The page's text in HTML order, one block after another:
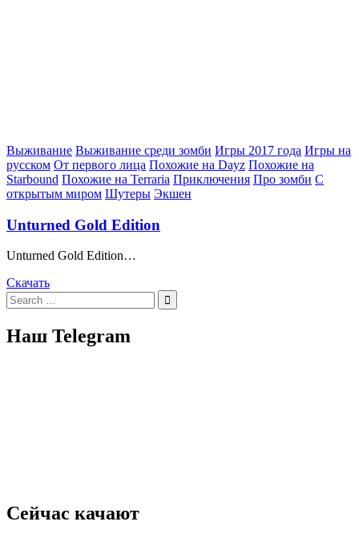
Posted
in
Выживание Выживание среди зомби Игры 2017 года Игры на
русском От первого лица Похожие на Dayz Похожие на
Starbound Похожие на Terraria Приключения Про зомби С
открытым миром Шутеры Экшен
Unturned Gold Edition
Unturned Gold Edition…
Скачать
Search
for:
Наш Telegram
Сейчас качают